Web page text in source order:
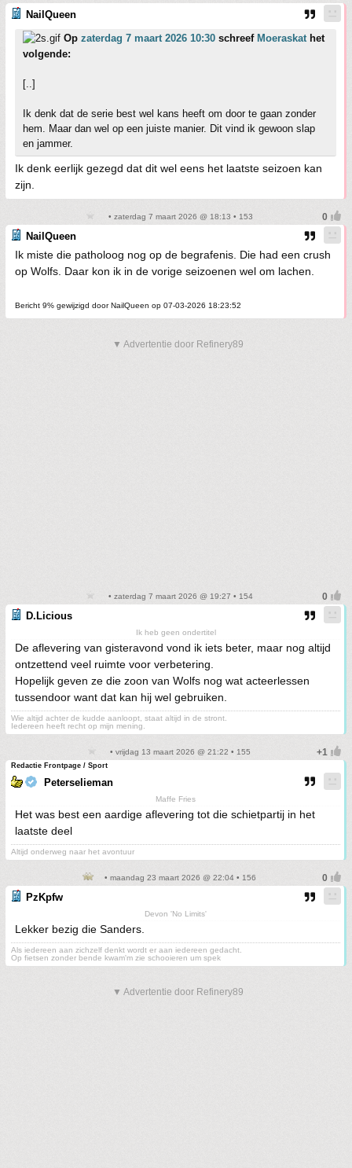
NailQueen
Op zaterdag 7 maart 2026 10:30 schreef Moeraskathet
volgende:
[..]
Ik denk dat de serie best wel kans heeft om door te gaan zonder
hem. Maar dan wel op een juiste manier. Dit vind ik gewoon slap
en jammer.
Ik denk eerlijk gezegd dat dit wel eens het laatste seizoen kan
zijn.
• zaterdag 7 maart 2026 @ 18:13 • 153
NailQueen
Ik miste die patholoog nog op de begrafenis. Die had een crush
op Wolfs. Daar kon ik in de vorige seizoenen wel om lachen.
Bericht 9% gewijzigd door NailQueen op 07-03-2026 18:23:52
▼ Advertentie door Refinery89
• zaterdag 7 maart 2026 @ 19:27 • 154
D.Licious
Ik heb geen ondertitel
De aflevering van gisteravond vond ik iets beter, maar nog altijd
ontzettend veel ruimte voor verbetering.
Hopelijk geven ze die zoon van Wolfs nog wat acteerlessen
tussendoor want dat kan hij wel gebruiken.
Wie altijd achter de kudde aanloopt, staat altijd in de stront.
Iedereen heeft recht op mijn mening.
• vrijdag 13 maart 2026 @ 21:22 • 155
Redactie Frontpage / Sport
Peterselieman
Maffe Fries
Het was best een aardige aflevering tot die schietpartij in het
laatste deel
Altijd onderweg naar het avontuur
• maandag 23 maart 2026 @ 22:04 • 156
PzKpfw
Devon 'No Limits'
Lekker bezig die Sanders.
Als iedereen aan zichzelf denkt wordt er aan iedereen gedacht.
Op fietsen zonder bende kwam'm zie schooieren um spek
▼ Advertentie door Refinery89